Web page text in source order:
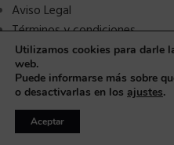
Aviso Legal
Términos y condiciones
Política de privacidad
Política de Cookies
Seguridad y protección a
© Copyright 2025 MMSANIME.
Utilizamos cookies para darle
web.
Puede informarse más sobre
o desactivarlas en los ajustes.
Aceptar